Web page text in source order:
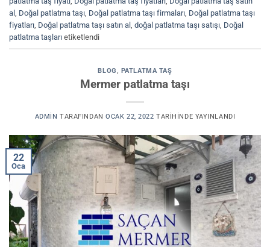
al , Doğal patlatma taşı, Doğal patlatma taşı firmaları, Doğal patlatma taşı
fiyatları, Doğal patlatma taşı satın al , doğal patlatma taşı satışı, Doğal
patlatma taşları etiketlendi
BLOG, PATLATMA TAŞ
Mermer patlatma taşı
ADMIN TARAFINDAN OCAK 22, 2022 TARIHINDE YAYINLANDI
22
Oca